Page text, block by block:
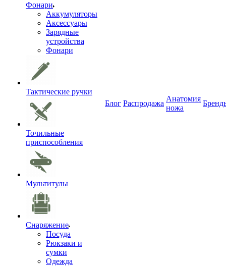
Фонари
Аккумуляторы
Аксессуары
Зарядные
устройства
Фонари
Тактические ручки
Точильные
приспособления
Мультитулы
Снаряжение
Посуда
Рюкзаки и
сумки
Одежда
Блог Распродажа
Анатомия
ножа